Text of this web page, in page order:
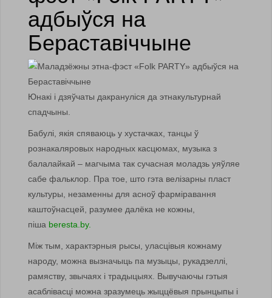
адбыўся на
Бераставіччыне
Юнакі і дзяўчаты дакрануліся да этнакультурнай
спадчыны.
Бабулі, якія спяваюць у хустачках, танцы ў
рознакаляровых народных касцюмах, музыка з
балалайкай – магчыма так сучасная моладзь уяўляе
сабе фальклор. Пра тое, што гэта велізарны пласт
культуры, незаменны для асноў фарміравання
каштоўнасцей, разумее далёка не кожны,
піша beresta.by.
Між тым, характэрныя рысы, уласцівыя кожнаму
народу, можна вызначыць па музыцы, рукадзеллі,
рамяству, звычаях і традыцыях. Вывучаючы гэтыя
асаблівасці можна зразумець жыццёвыя прынцыпы і